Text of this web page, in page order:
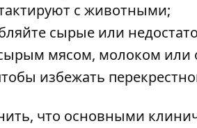
с животными;
сырые или
мясом, молоком
избежать
что основными